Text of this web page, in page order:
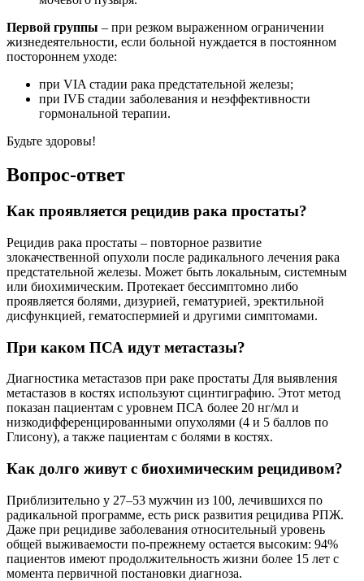
Первой группы – при резком выраженном ограничении
жизнедеятельности, если больной нуждается в постоянном
постороннем уходе:
при VIA стадии рака предстательной железы;
при IVБ стадии заболевания и неэффективности
гормональной терапии.
Будьте здоровы!
Вопрос-ответ
Как проявляется рецидив рака простаты?
Рецидив рака простаты – повторное развитие
злокачественной опухоли после радикального лечения рака
предстательной железы. Может быть локальным, системным
или биохимическим. Протекает бессимптомно либо
проявляется болями, дизурией, гематурией, эректильной
дисфункцией, гематоспермией и другими симптомами.
При каком ПСА идут метастазы?
Диагностика метастазов при раке простаты Для выявления
метастазов в костях используют сцинтиграфию. Этот метод
показан пациентам с уровнем ПСА более 20 нг/мл и
низкодифференцированными опухолями (4 и 5 баллов по
Глисону), а также пациентам с болями в костях.
Как долго живут с биохимическим рецидивом?
Приблизительно у 27–53 мужчин из 100, лечившихся по
радикальной программе, есть риск развития рецидива РПЖ.
Даже при рецидиве заболевания относительный уровень
общей выживаемости по-прежнему остается высоким: 94%
пациентов имеют продолжительность жизни более 15 лет с
момента первичной постановки диагноза.